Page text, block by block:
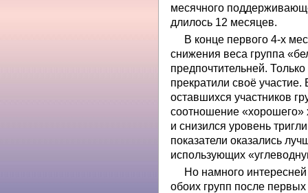
месячного
длилось 12 месяцев.
В конце первого 4-х
снижения веса группа
предпочтительней.
прекратили своё
оставшихся участников
соотношение «хорошего»
и снизился уровень
показатели оказались
использующих
Но намного интересней
обоих групп после